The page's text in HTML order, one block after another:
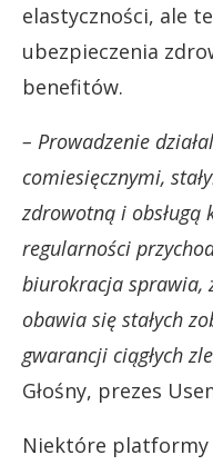
elastyczności, ale
ubezpieczenia
benefitów.
– Prowadzenie
comiesięcznymi,
zdrowotną i obsługą
regularności
biurokracja sprawia,
obawia się stałych
gwarancji ciągłych
Głośny, prezes
Niektóre platformy